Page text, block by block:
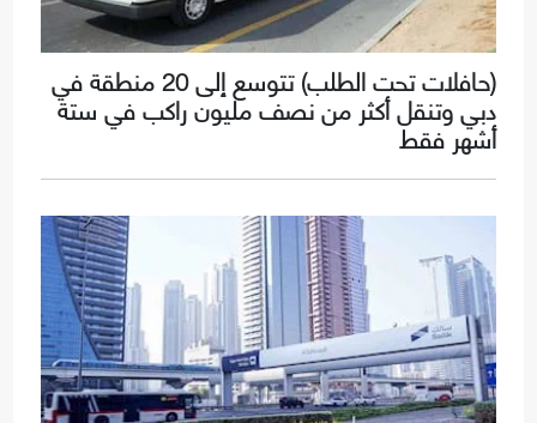
(حافلات تحت الطلب) تتوسع إلى 20 منطقة في
دبي وتنقل أكثر من نصف مليون راكب في ستة
أشهر فقط